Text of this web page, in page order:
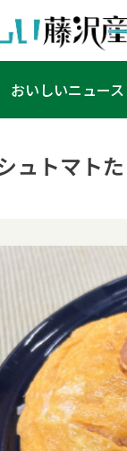
おいしいニュース
ュトマト